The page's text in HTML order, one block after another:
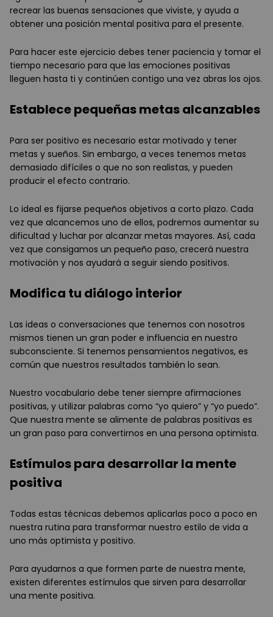
recrear las buenas sensaciones que viviste, y ayuda a
obtener una posición mental positiva para el presente.
Para hacer este ejercicio debes tener paciencia y tomar el
tiempo necesario para que las emociones positivas
lleguen hasta ti y continúen contigo una vez abras los ojos.
Establece pequeñas metas alcanzables
Para ser positivo es necesario estar motivado y tener
metas y sueños. Sin embargo, a veces tenemos metas
demasiado difíciles o que no son realistas, y pueden
producir el efecto contrario.
Lo ideal es fijarse pequeños objetivos a corto plazo. Cada
vez que alcancemos uno de ellos, podremos aumentar su
dificultad y luchar por alcanzar metas mayores. Así, cada
vez que consigamos un pequeño paso, crecerá nuestra
motivación y nos ayudará a seguir siendo positivos.
Modifica tu diálogo interior
Las ideas o conversaciones que tenemos con nosotros
mismos tienen un gran poder e influencia en nuestro
subconsciente. Si tenemos pensamientos negativos, es
común que nuestros resultados también lo sean.
Nuestro vocabulario debe tener siempre afirmaciones
positivas, y utilizar palabras como “yo quiero” y “yo puedo”.
Que nuestra mente se alimente de palabras positivas es
un gran paso para convertirnos en una persona optimista.
Estímulos para desarrollar la mente
positiva
Todas estas técnicas debemos aplicarlas poco a poco en
nuestra rutina para transformar nuestro estilo de vida a
uno más optimista y positivo.
Para ayudarnos a que formen parte de nuestra mente,
existen diferentes estímulos que sirven para desarrollar
una mente positiva.